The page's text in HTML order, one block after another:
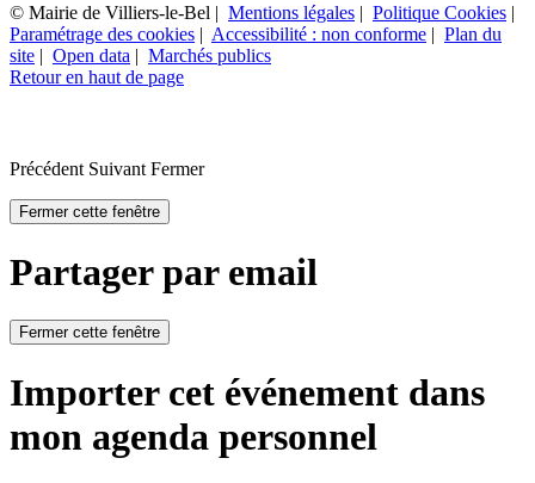
© Mairie de Villiers-le-Bel | Mentions légales | Politique Cookies |
Paramétrage des cookies | Accessibilité : non conforme | Plan du
site | Open data | Marchés publics
Retour en haut de page
Précédent Suivant Fermer
Fermer cette fenêtre
Partager par email
Fermer cette fenêtre
Importer cet événement dans
mon agenda personnel